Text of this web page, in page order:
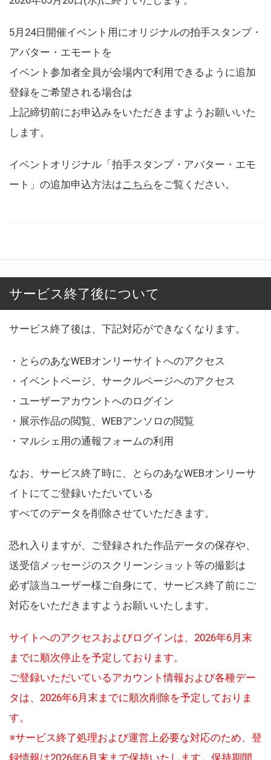
5月24日開催イベント用にオリジナルの拍手スタンプ・
アバター・エモートを
イベント参加者全員が会場内で利用できるように追加
登録をご希望される場合は
上記締切前にお申込みをいただきますようお願いいた
します。
イベントオリジナル「拍手スタンプ・アバター・エモ
ート」の追加申込方法はこちら をご覧ください。
サービス終了後について
サービス終了後は、下記対応ができなくなります。
・とらのあなWEBオンリーサイトへのアクセス
・イベントページ、サークルページへのアクセス
・ユーザーアカウントへのログイン
・展示作品の閲覧、WEBアンソロの閲覧
・マルシェ用の通報フォームの利用
なお、サービス終了時に、とらのあなWEBオンリーサ
イトにてご登録いただいている
すべてのデータを削除させていただきます。
恐れ入りますが、ご登録された作品データの保存や、
送受信メッセージのスクリーンショット等の撮影は
必ず該当ユーザー様ご自身にて、サービス終了前にご
対応をいただきますようお願いいたします。
サイトへのアクセスおよびログインは、2026年6月末
までに順次停止を予定しております。
ご登録いただいているアカウント情報および各種デー
タは、2026年6月末までに順次削除を予定しておりま
す。
※サービス終了処理および運営上必要な対応のため、登
録情報は2026年6月末まで保持いたします。保持期間